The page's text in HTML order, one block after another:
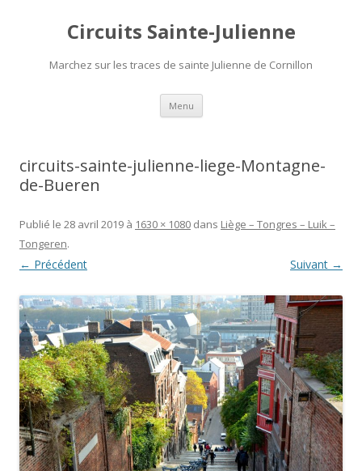
Circuits Sainte-Julienne
Marchez sur les traces de sainte Julienne de Cornillon
Menu Aller
contenu
circuits-sainte-julienne-liege-Montagne-
de-Bueren
Publié le 28 avril 2019 à 1630 × 1080 dans Liège – Tongres – Luik –
Tongeren.
← Précédent Suivant →